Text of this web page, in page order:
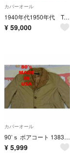
カバーオール
1940年代1950年代 Triple S Brand カバーオール 大戦モデル
¥ 59,000
カバーオール
90’ｓ ボアコート 13834m USA製 ビンテージ 80 00 70 5
¥ 5,999